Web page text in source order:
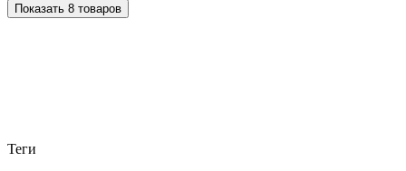
Показать 8 товаров
Теги